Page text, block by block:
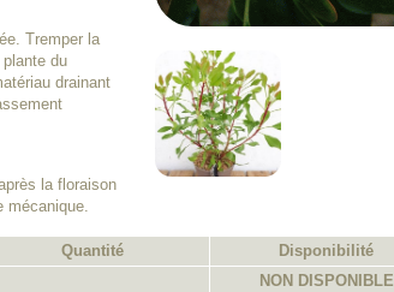
Tremper la
du
drainant
la floraison
mécanique.
Quantité Disponibilité
NON DISPONIBLE